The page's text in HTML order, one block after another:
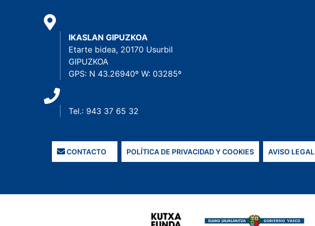
IKASLAN GIPUZKOA
Etarte bidea, 20170 Usurbil
GIPUZKOA
GPS: N 43.26940º W: 03285º
Tel.: 943 37 65 32
CONTACTO POLÍTICA DE PRIVACIDAD Y COOKIES AVISO LEGAL